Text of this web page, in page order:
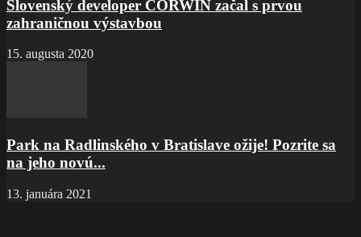
Slovenský developer CORWIN začal s prvou
zahraničnou výstavbou
15. augusta 2020
Park na Radlinského v Bratislave ožije! Pozrite sa
na jeho novú...
13. januára 2021